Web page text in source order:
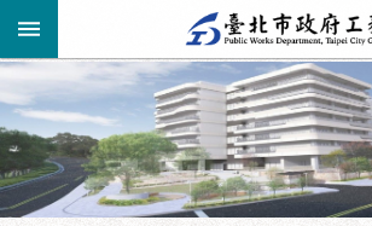
跳到主要內容區塊
進
階
搜
公
告
資